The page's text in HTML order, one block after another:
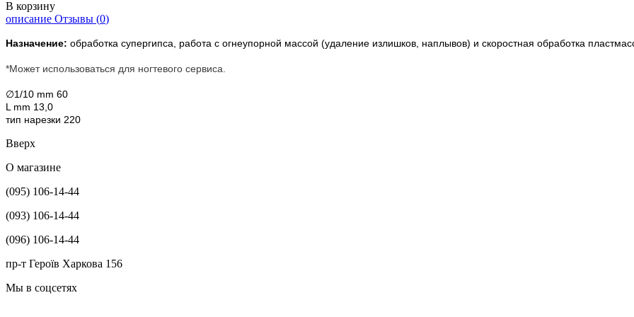
В корзину
описание Отзывы (0)
Назначение: обработка супергипса, работа с огнеупорной массой (удаление излишков, наплывов) и скоростная обработка
*Может использоваться для ногтевого сервиса.
∅1/10 mm 60
L mm 13,0
тип нарезки 220
Вверх
О магазине
(095) 106-14-44
(093) 106-14-44
(096) 106-14-44
пр-т Героїв Харкова 156
Мы в соцсетях